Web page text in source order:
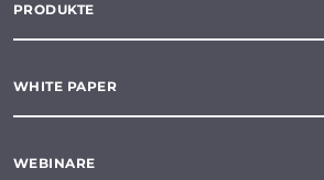
PRODUKTE
WHITE PAPER
WEBINARE